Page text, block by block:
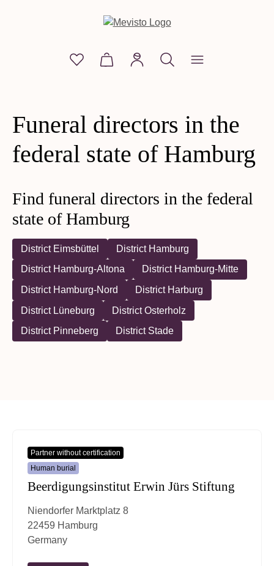
You have 0 wishlist items
Shopping cart contains 0 items.
Funeral directors in the
federal state of Hamburg
Find funeral directors in the federal
state of Hamburg
District Eimsbüttel
District Hamburg
District Hamburg-Altona
District Hamburg-Mitte
District Hamburg-Nord
District Harburg
District Lüneburg
District Osterholz
District Pinneberg
District Stade
Partner without certification
Human burial
Beerdigungsinstitut Erwin Jürs Stiftung
Niendorfer Marktplatz 8
22459 Hamburg
Germany